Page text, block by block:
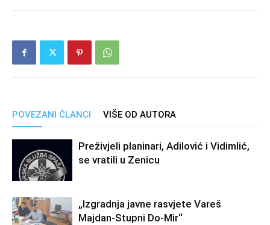
POVEZANI ČLANCI VIŠE OD AUTORA
Preživjeli planinari, Adilović i Vidimlić,
se vratili u Zenicu
„Izgradnja javne rasvjete Vareš
Majdan-Stupni Do-Mir“